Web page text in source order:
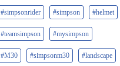
#simpsonrider #simpson #helmet
#teamsimpson #mysimpson
#M30 #simpsonm30 #landscape